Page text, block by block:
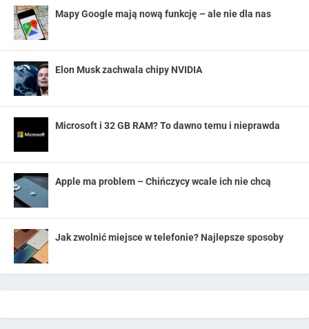
Mapy Google mają nową funkcję – ale nie dla nas
Elon Musk zachwala chipy NVIDIA
Microsoft i 32 GB RAM? To dawno temu i nieprawda
Apple ma problem – Chińczycy wcale ich nie chcą
Jak zwolnić miejsce w telefonie? Najlepsze sposoby